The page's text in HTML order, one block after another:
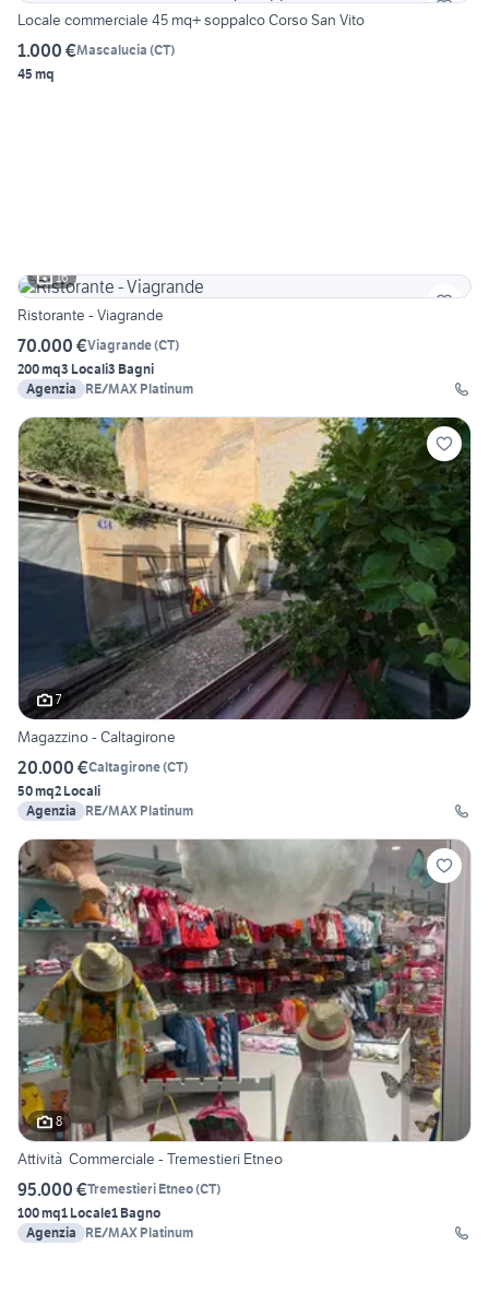
Locale commerciale 45 mq+ soppalco Corso San Vito
1.000 €Mascalucia (CT)
45 mq
16
Ristorante - Viagrande
70.000 €Viagrande(CT)
200 mq3 Locali3 Bagni
Agenzia
RE/MAX Platinum
7
Magazzino - Caltagirone
20.000 €Caltagirone(CT)
50 mq2 Locali
Agenzia
RE/MAX Platinum
8
Attività Commerciale - Tremestieri Etneo
95.000 €Tremestieri Etneo(CT)
100 mq1 Locale1 Bagno
Agenzia
RE/MAX Platinum